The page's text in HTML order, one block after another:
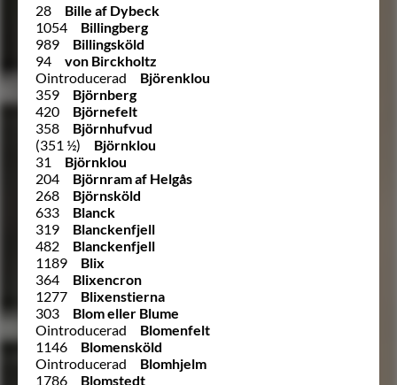
28
Bille af Dybeck
1054
Billingberg
989
Billingsköld
94
von Birckholtz
Ointroducerad
Björenklou
359
Björnberg
420
Björnefelt
358
Björnhufvud
(351 ½)
Björnklou
31
Björnklou
204
Björnram af Helgås
268
Björnsköld
633
Blanck
319
Blanckenfjell
482
Blanckenfjell
1189
Blix
364
Blixencron
1277
Blixenstierna
303
Blom eller Blume
Ointroducerad
Blomenfelt
1146
Blomensköld
Ointroducerad
Blomhjelm
1786
Blomstedt